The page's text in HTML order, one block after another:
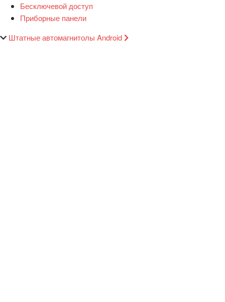
Бесключевой доступ
Приборные панели
Штатные автомагнитолы Android